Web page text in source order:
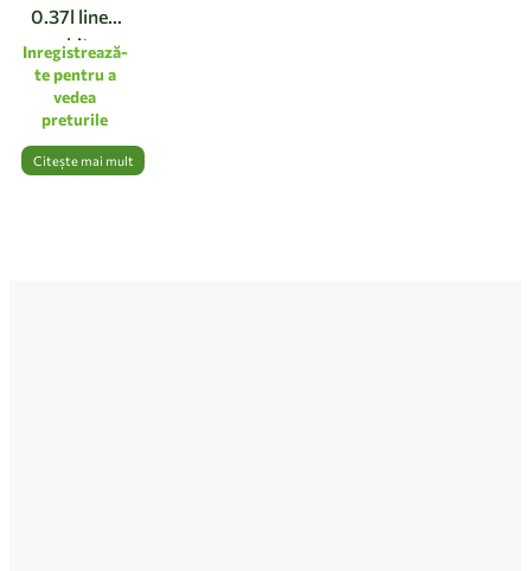
0.37l linen
white
Inregistrează-
te pentru a
vedea
preturile
Citește mai mult